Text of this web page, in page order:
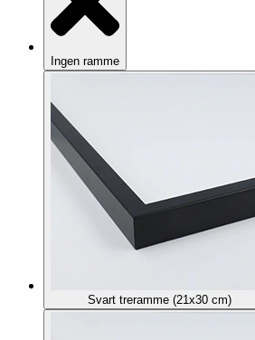
Ingen ramme
Svart treramme (21x30 cm)